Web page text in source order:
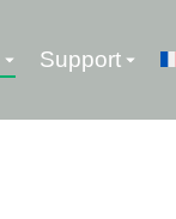
Support